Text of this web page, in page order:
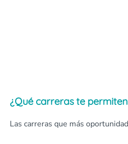
¿Qué carreras te
Las carreras que más